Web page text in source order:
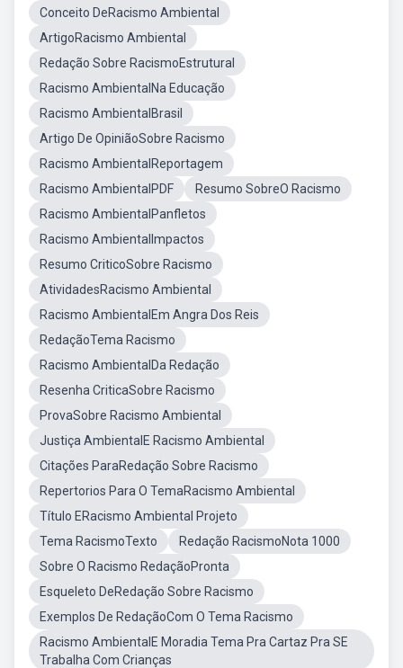
Conceito DeRacismo Ambiental
ArtigoRacismo Ambiental
Redação Sobre RacismoEstrutural
Racismo AmbientalNa Educação
Racismo AmbientalBrasil
Artigo De OpiniãoSobre Racismo
Racismo AmbientalReportagem
Racismo AmbientalPDF
Resumo SobreO Racismo
Racismo AmbientalPanfletos
Racismo AmbientalImpactos
Resumo CriticoSobre Racismo
AtividadesRacismo Ambiental
Racismo AmbientalEm Angra Dos Reis
RedaçãoTema Racismo
Racismo AmbientalDa Redação
Resenha CriticaSobre Racismo
ProvaSobre Racismo Ambiental
Justiça AmbientalE Racismo Ambiental
Citações ParaRedação Sobre Racismo
Repertorios Para O TemaRacismo Ambiental
Título ERacismo Ambiental Projeto
Tema RacismoTexto
Redação RacismoNota 1000
Sobre O Racismo RedaçãoPronta
Esqueleto DeRedação Sobre Racismo
Exemplos De RedaçãoCom O Tema Racismo
Racismo AmbientalE Moradia Tema Pra Cartaz Pra SE
Trabalha Com Crianças